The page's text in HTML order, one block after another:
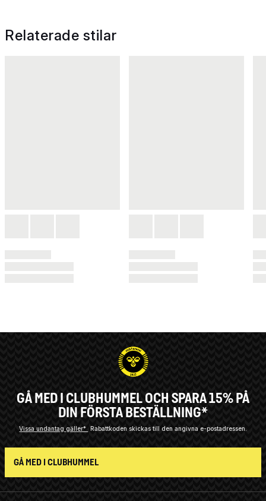
Relaterade stilar
GÅ MED I CLUBHUMMEL OCH SPARA 15% PÅ
DIN FÖRSTA BESTÄLLNING*
Vissa undantag gäller* Rabattkoden skickas till den angivna e-postadressen.
GÅ MED I CLUBHUMMEL